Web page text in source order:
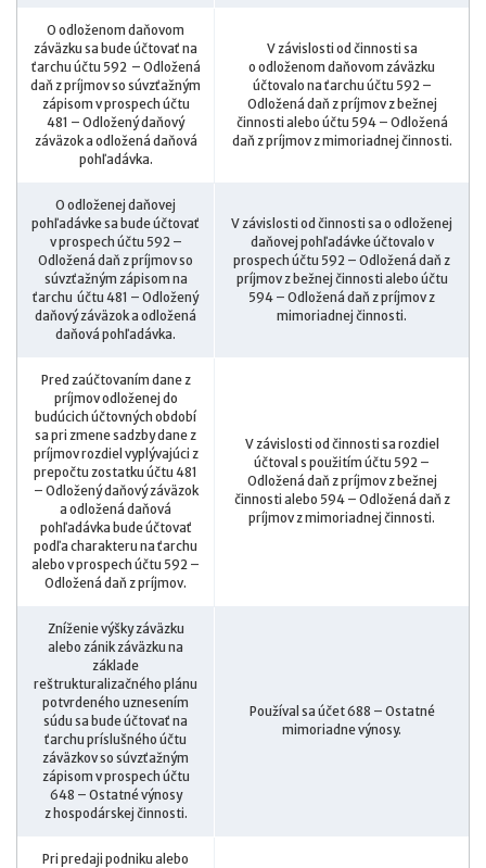
O odloženom daňovom
záväzku sa bude účtovať na
ťarchu účtu 592 – Odložená
daň z príjmov so súvzťažným
zápisom v prospech účtu
481 – Odložený daňový
záväzok a odložená daňová
pohľadávka.
V závislosti od činnosti sa
o odloženom daňovom záväzku
účtovalo na ťarchu účtu 592 –
Odložená daň z príjmov z bežnej
činnosti alebo účtu 594 – Odložená
daň z príjmov z mimoriadnej činnosti.
O odloženej daňovej
pohľadávke sa bude účtovať
v prospech účtu 592 –
Odložená daň z príjmov so
súvzťažným zápisom na
ťarchu účtu 481 – Odložený
daňový záväzok a odložená
daňová pohľadávka.
V závislosti od činnosti sa o odloženej
daňovej pohľadávke účtovalo v
prospech účtu 592 – Odložená daň z
príjmov z bežnej činnosti alebo účtu
594 – Odložená daň z príjmov z
mimoriadnej činnosti.
Pred zaúčtovaním dane z
príjmov odloženej do
budúcich účtovných období
sa pri zmene sadzby dane z
príjmov rozdiel vyplývajúci z
prepočtu zostatku účtu 481
– Odložený daňový záväzok
a odložená daňová
pohľadávka bude účtovať
podľa charakteru na ťarchu
alebo v prospech účtu 592 –
Odložená daň z príjmov.
V závislosti od činnosti sa rozdiel
účtoval s použitím účtu 592 –
Odložená daň z príjmov z bežnej
činnosti alebo 594 – Odložená daň z
príjmov z mimoriadnej činnosti.
Zníženie výšky záväzku
alebo zánik záväzku na
základe
reštrukturalizačného plánu
potvrdeného uznesením
súdu sa bude účtovať na
ťarchu príslušného účtu
záväzkov so súvzťažným
zápisom v prospech účtu
648 – Ostatné výnosy
z hospodárskej činnosti.
Používal sa účet 688 – Ostatné
mimoriadne výnosy.
Pri predaji podniku alebo